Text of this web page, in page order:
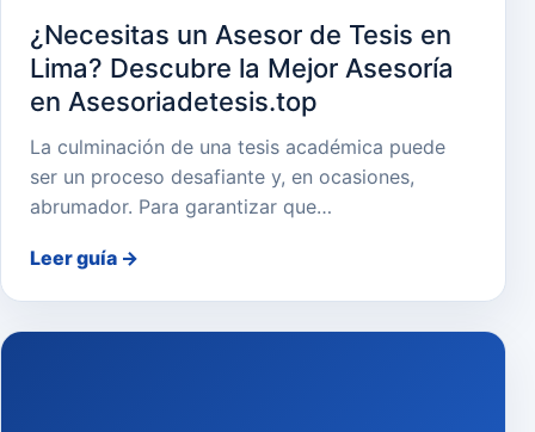
¿Necesitas un Asesor de Tesis en
Lima? Descubre la Mejor Asesoría
en Asesoriadetesis.top
La culminación de una tesis académica puede
ser un proceso desafiante y, en ocasiones,
abrumador. Para garantizar que…
Leer guía →